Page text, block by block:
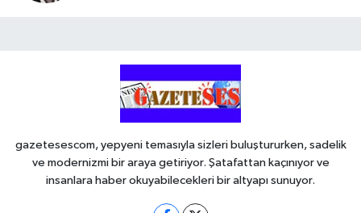
gazetesescom, yepyeni temasıyla sizleri buluştururken, sadelik
ve modernizmi bir araya getiriyor. Şatafattan kaçınıyor ve
insanlara haber okuyabilecekleri bir altyapı sunuyor.